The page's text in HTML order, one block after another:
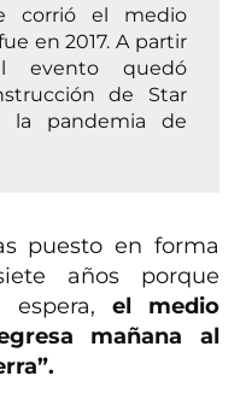
corrió el medio
en 2017. A partir
evento quedó
de Star
la pandemia de
puesto en forma
años porque
el medio
mañana al